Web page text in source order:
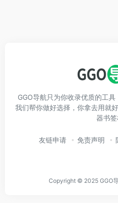
GGO导航只为你收录优质的工
我们帮你做好选择，你拿去用就
器书
友链申请 免责声明
Copyright © 2025 GGO